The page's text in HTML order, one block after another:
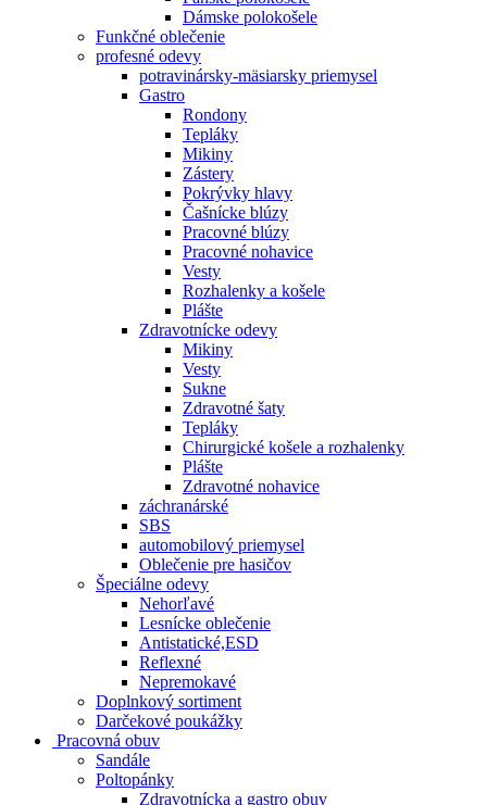
Dámske polokošele
Funkčné oblečenie
profesné odevy
potravinársky-mäsiarsky priemysel
Gastro
Rondony
Tepláky
Mikiny
Zástery
Pokrývky hlavy
Čašnícke blúzy
Pracovné blúzy
Pracovné nohavice
Vesty
Rozhalenky a košele
Plášte
Zdravotnícke odevy
Mikiny
Vesty
Sukne
Zdravotné šaty
Tepláky
Chirurgické košele a rozhalenky
Plášte
Zdravotné nohavice
záchranárské
SBS
automobilový priemysel
Oblečenie pre hasičov
Špeciálne odevy
Nehorľavé
Lesnícke oblečenie
Antistatické,ESD
Reflexné
Nepremokavé
Doplnkový sortiment
Darčekové poukážky
Pracovná obuv
Sandále
Poltopánky
Zdravotnícka a gastro obuv